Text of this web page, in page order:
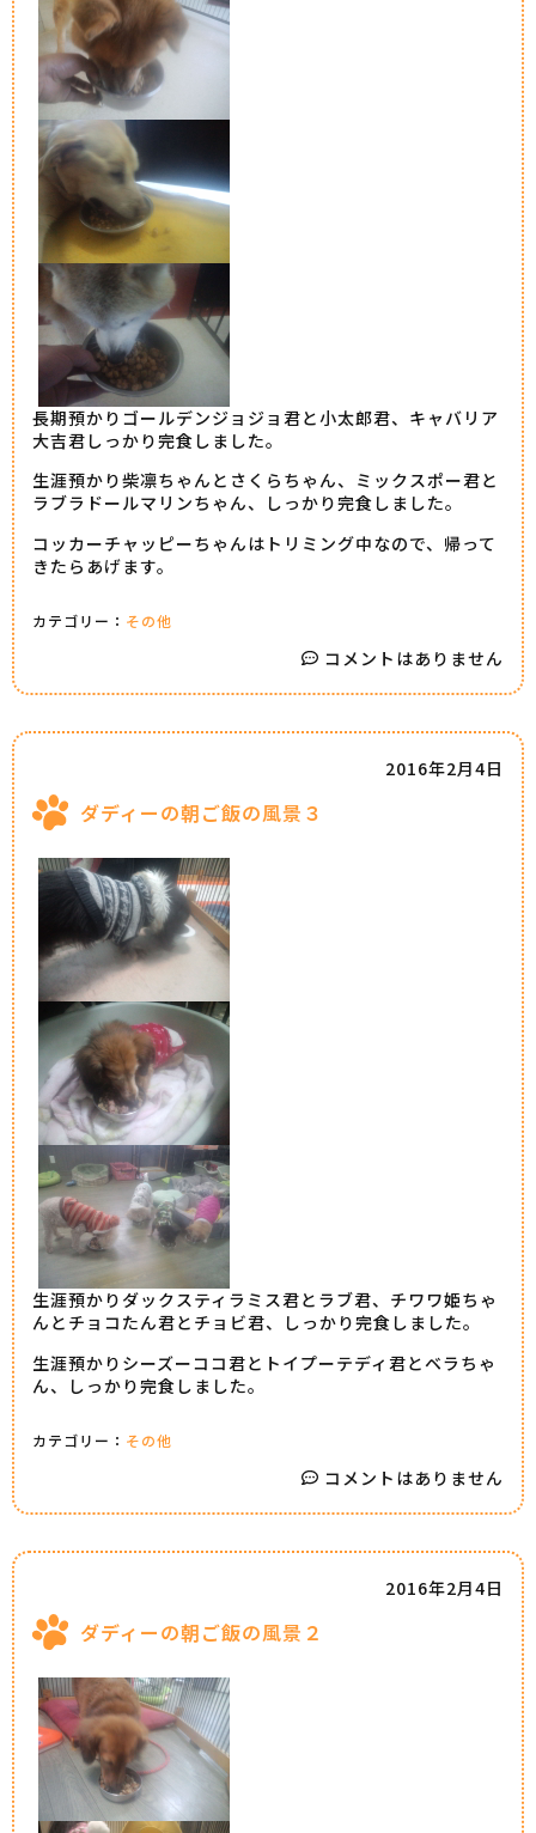
長期預かりゴールデンジョジョ君と小太郎君、キャバリア
大吉君しっかり完食しました。
生涯預かり柴凛ちゃんとさくらちゃん、ミックスポー君と
ラブラドールマリンちゃん、しっかり完食しました。
コッカーチャッピーちゃんはトリミング中なので、帰って
きたらあげます。
カテゴリー： その他
コメントはありません
ダディーの朝ご飯の風景３
2016年2月4日
生涯預かりダックスティラミス君とラブ君、チワワ姫ちゃ
んとチョコたん君とチョビ君、しっかり完食しました。
生涯預かりシーズーココ君とトイプーテディ君とベラちゃ
ん、しっかり完食しました。
カテゴリー： その他
コメントはありません
ダディーの朝ご飯の風景２
2016年2月4日